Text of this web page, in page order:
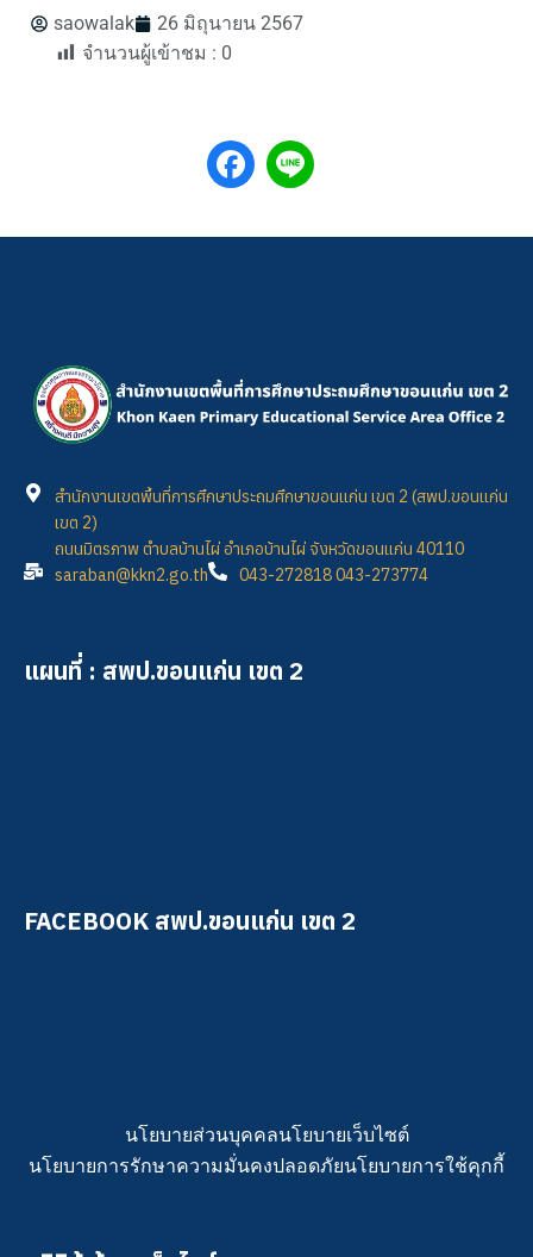
saowalak
26 มิถุนายน 2567
จำนวนผู้เข้าชม : 0
สำนักงานเขตพื้นที่การศึกษาประถมศึกษาขอนแก่น เขต 2 (สพป.ขอนแก่น
เขต 2)
ถนนมิตรภาพ ตำบลบ้านไผ่ อำเภอบ้านไผ่ จังหวัดขอนแก่น 40110
saraban@kkn2.go.th
043-272818 043-273774
แผนที่ : สพป.ขอนแก่น เขต 2
FACEBOOK สพป.ขอนแก่น เขต 2
นโยบายส่วนบุคคลนโยบายเว็บไซต์
นโยบายการรักษาความมั่นคงปลอดภัยนโยบายการใช้คุกกี้